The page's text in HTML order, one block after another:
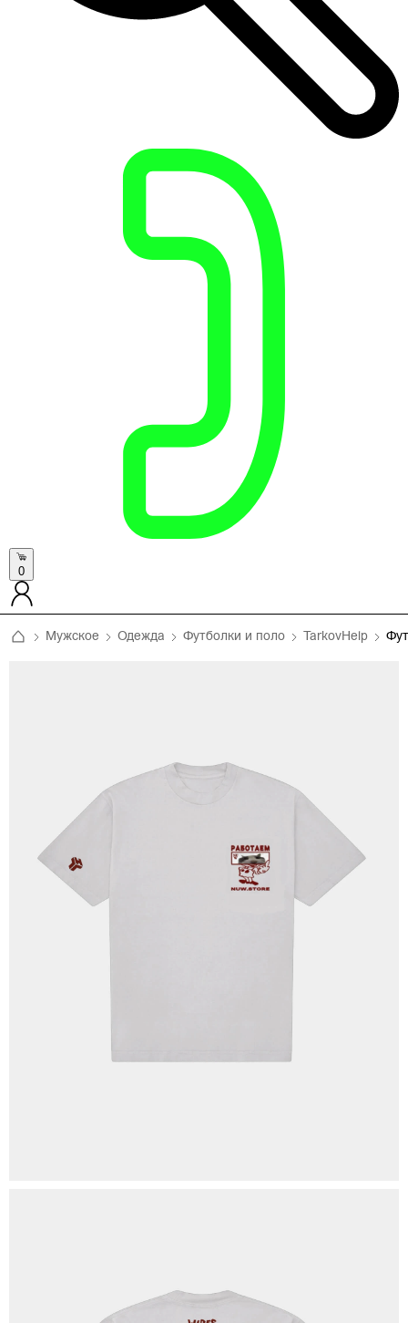
0
Мужское Одежда Футболки и поло TarkovHelp